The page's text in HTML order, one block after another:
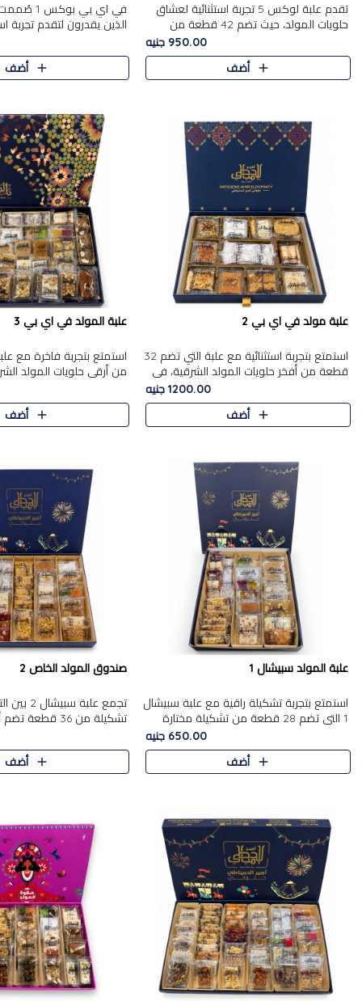
تقدم علبة لوكس 5 تجربة استثنائية لعشاق
حلويات المولد، حيث تضم 42 قطعة من
تشكيلة فاخرة تجمع بين أشهر الأصناف
التقليدية وأصناف مميزة مختارة بع..
950.00 جنيه
أضف
في اي بي
الذين يقدرون لتقدم تجربة
تجمع بين أفخر حلويات
تشكيلة مختارة من الأصناف
أضف
علبة مولد في اي بي 2
استمتع بتجربة استثنائية مع علبة التي تضم 32
قطعة من أفخر حلويات المولد الشرقية، في
تشكيلة تجمع بين الأصالة والاختيارات الفاخرة.
تحتوي العلبة..
1200.00 جنيه
أضف
علبة المولد في اي بي 3
من أرقى حلويات المولد
تجمع بين الأصناف
والاختيارات الغنية بالم..
أضف
علبة المولد سبيشال 1
استمتع بتجربة تشكيلة راقية مع علبة سبيشال
1 التي تضم 28 قطعة من تشكيلة مختارة
بعناية من أفخر حلويات المولد المصرية
الأصلية الشرقية. تحتوي ال..
650.00 جنيه
أضف
صندوق المولد الخاص 2
تجمع علبة
المولد الشرقية. تحتوي
بالفول، والجزرية بالبن..
أضف